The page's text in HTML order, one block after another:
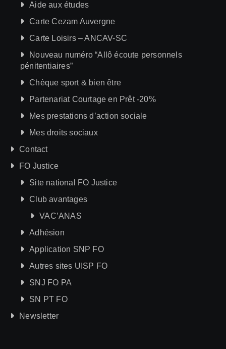
Aide aux études
Carte Cezam Auvergne
Carte Loisirs – ANCAV-SC
Nouveau numéro “Allô écoute personnels
pénitentiaires”
Chèque sport & bien être
Partenariat Courtage en Prêt -20%
Mes prestations d’action sociale
Mes droits sociaux
Contact
FO Justice
Site national FO Justice
Club avantages
VAC’ANAS
Adhésion
Application SNP FO
Autres sites UISP FO
SNJ FO PA
SN PT FO
Newsletter